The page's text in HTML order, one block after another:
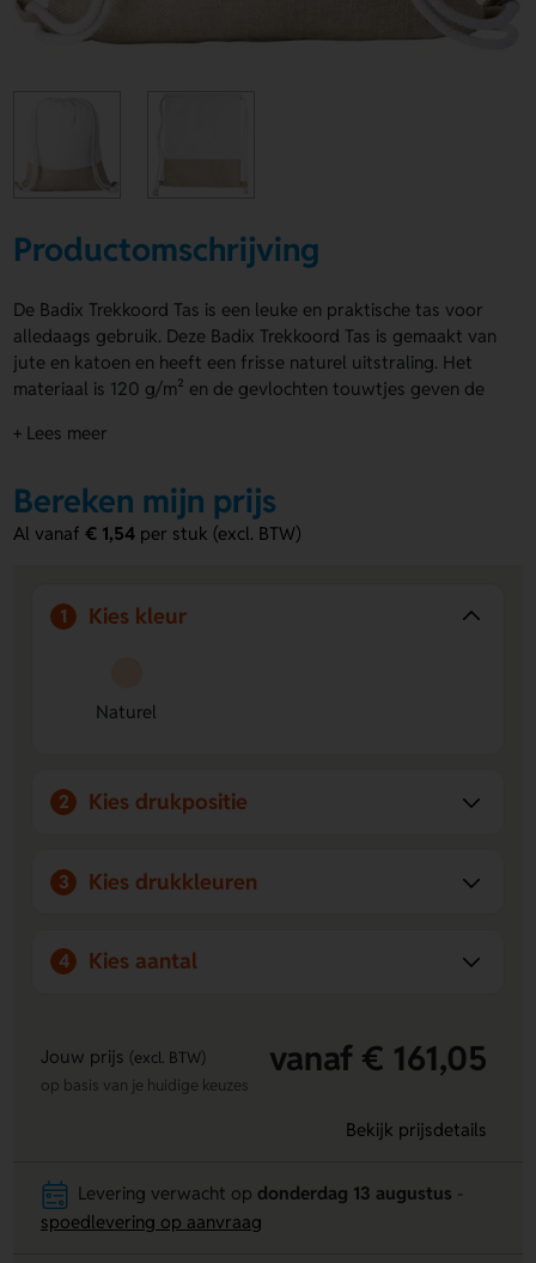
Productomschrijving
De Badix Trekkoord Tas is een leuke en praktische tas voor
alledaags gebruik. Deze Badix Trekkoord Tas is gemaakt van
jute en katoen en heeft een frisse naturel uitstraling. Het
materiaal is 120 g/m² en de gevlochten touwtjes geven de
gedeelte) en achterkant - witte gedeelte kun je eenvoudig
of vraag een prijs op.
Voordelen van de Badix Trekkoord Tas
eigen ontwerp drukken op de voorzijde of achterkant.
Stevige mix van materialen
gevlochten touwtjes maken de tas makkelijk mee te
+ Lees meer
Bereken mijn prijs
Al vanaf€ 1,54 per stuk (excl. BTW)
1 Kies kleur
Naturel
2 Kies drukpositie
3 Kies drukkleuren
4 Kies aantal
Jouw prijs (excl. BTW) vanaf € 161,05
op basis van je huidige keuzes
Bekijk prijsdetails
Levering verwacht op donderdag 13 augustus
spoedlevering op aanvraag